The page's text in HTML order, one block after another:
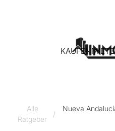
KAUFEN
Alle
Ratgeber
/
Nueva